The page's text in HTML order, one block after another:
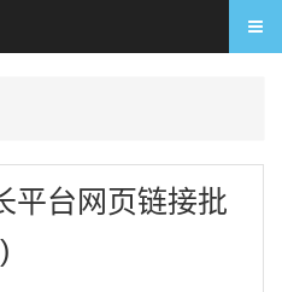
平台网页链接批